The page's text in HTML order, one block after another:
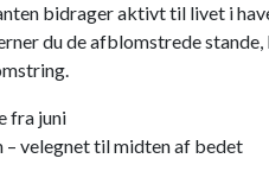
bidrager aktivt til livet i
du de afblomstrede
fra juni
velegnet til midten af bedet